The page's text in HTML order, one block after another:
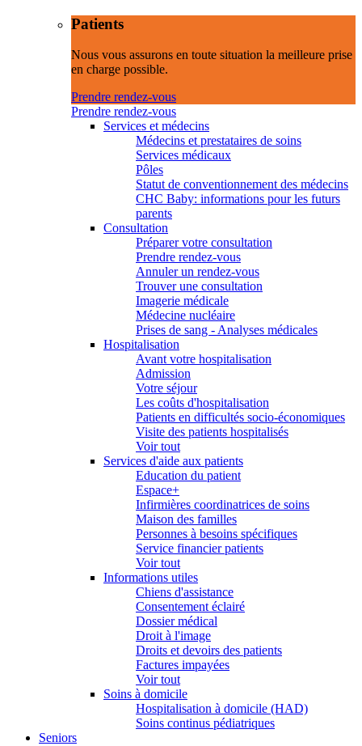
Patients
Nous vous assurons en toute situation la meilleure prise
en charge possible.
Prendre rendez-vous
Prendre rendez-vous
Services et médecins
Médecins et prestataires de soins
Services médicaux
Pôles
Statut de conventionnement des médecins
CHC Baby: informations pour les futurs
parents
Consultation
Préparer votre consultation
Prendre rendez-vous
Annuler un rendez-vous
Trouver une consultation
Imagerie médicale
Médecine nucléaire
Prises de sang - Analyses médicales
Hospitalisation
Avant votre hospitalisation
Admission
Votre séjour
Les coûts d'hospitalisation
Patients en difficultés socio-économiques
Visite des patients hospitalisés
Voir tout
Services d'aide aux patients
Education du patient
Espace+
Infirmières coordinatrices de soins
Maison des familles
Personnes à besoins spécifiques
Service financier patients
Voir tout
Informations utiles
Chiens d'assistance
Consentement éclairé
Dossier médical
Droit à l'image
Droits et devoirs des patients
Factures impayées
Voir tout
Soins à domicile
Hospitalisation à domicile (HAD)
Soins continus pédiatriques
Seniors